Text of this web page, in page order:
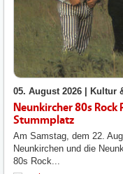
05. August 2026 | Kultur
Neunkircher 80s
Stummplatz
Am Samstag, dem 22.
Neunkirchen und die
80s Rock...